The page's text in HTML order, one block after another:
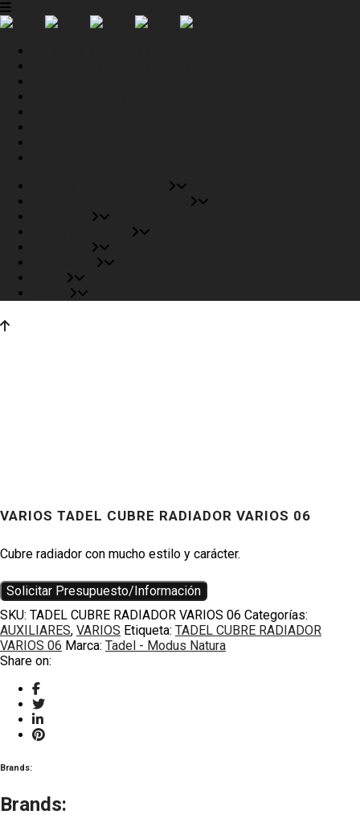
Productos
VARIOS TADEL CUBRE RADIADOR VARIOS 06
Cubre radiador con mucho estilo y carácter.
Solicitar Presupuesto/Información
SKU: TADEL CUBRE RADIADOR VARIOS 06 Categorías:
AUXILIARES, VARIOS Etiqueta: TADEL CUBRE RADIADOR
VARIOS 06 Marca: Tadel - Modus Natura
Share on:
Brands:
Brands: